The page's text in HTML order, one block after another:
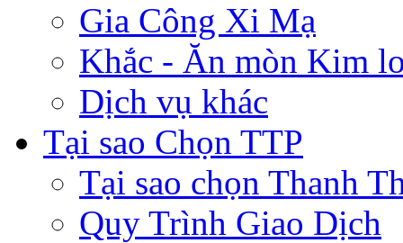
Gia Công Xi Mạ
Khắc - Ăn mòn Kim
Dịch vụ khác
Tại sao Chọn TTP
Tại sao chọn Thanh
Quy Trình Giao Dịch